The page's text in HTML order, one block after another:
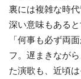
裏には複雑な時
深い意味もある
「何事も必ず両
フ。遅まきなが
た演歌も、近頃